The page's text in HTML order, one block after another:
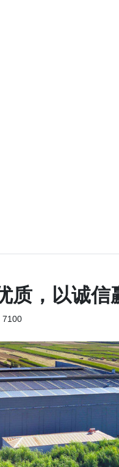
质，以诚信
7100